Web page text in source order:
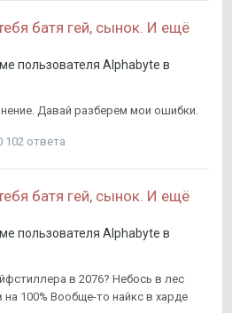
батя гей, сынок. И ещё
пользователя Alphabyte в
Давай разберем мои ошибки.
102 ответа
батя гей, сынок. И ещё
пользователя Alphabyte в
в 2076? Небось в лес
100% Вообще-то найкс в харде